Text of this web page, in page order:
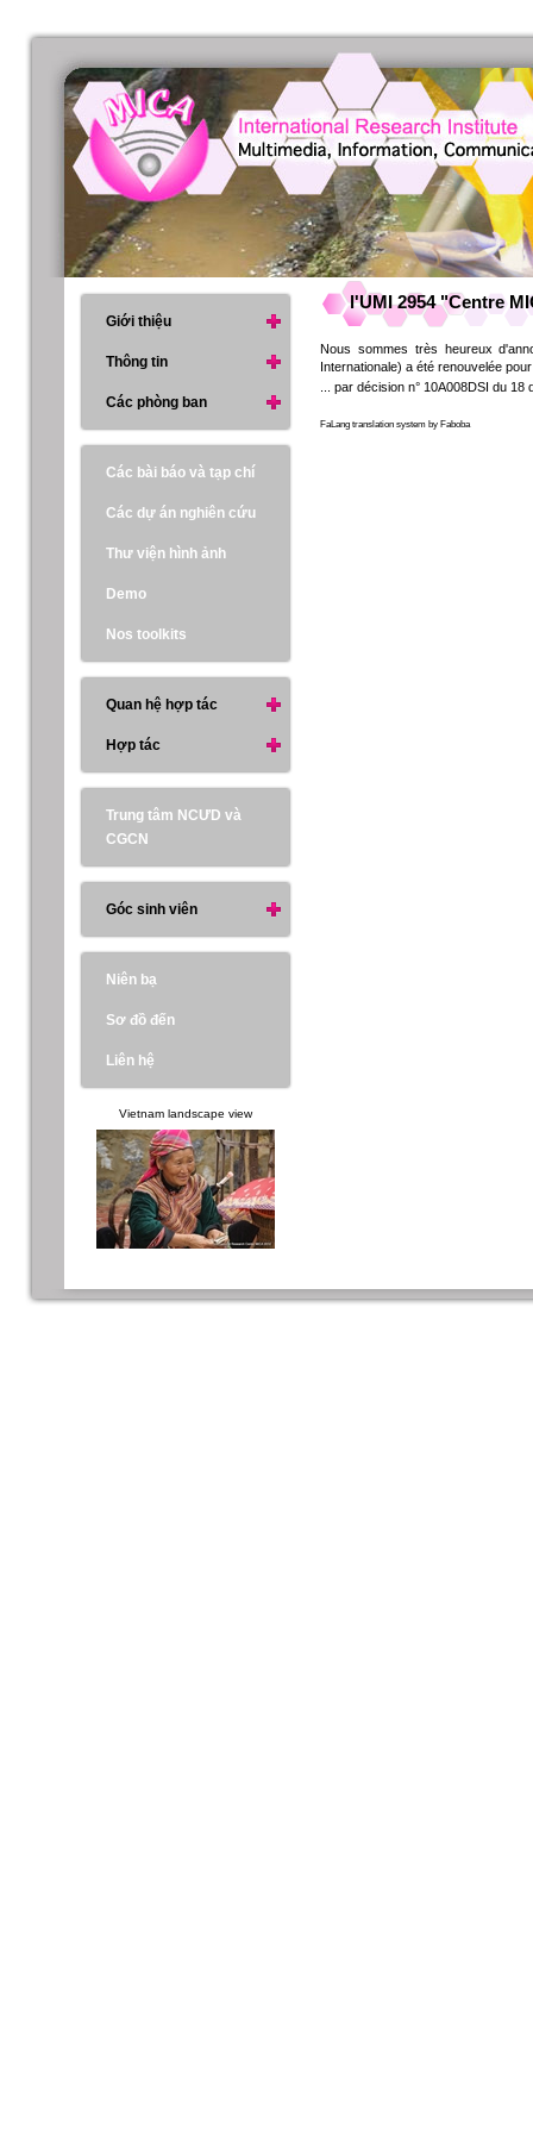
l'UMI 2954 "Centre
Nous sommes très heureux
Internationale) a été renouvelée
... par décision n° 10A008DSI du
FaLang translation system by Faboba
Giới thiệu
Thông tin
Các phòng ban
Các bài báo và tạp chí
Các dự án nghiên cứu
Thư viện hình ảnh
Demo
Nos toolkits
Quan hệ hợp tác
Hợp tác
Trung tâm NCƯD và
CGCN
Góc sinh viên
Niên bạ
Sơ đồ đến
Liên hệ
Vietnam landscape view